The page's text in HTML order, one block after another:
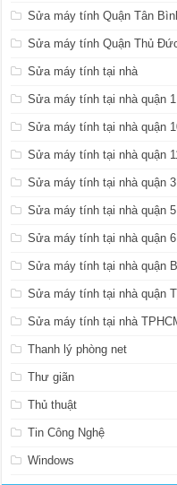
Sửa máy tính Quận Tân
Sửa máy tính Quận Thủ
Sửa máy tính tại nhà
Sửa máy tính tại nhà quận 1
Sửa máy tính tại nhà quận
Sửa máy tính tại nhà quận
Sửa máy tính tại nhà quận 3
Sửa máy tính tại nhà quận 5
Sửa máy tính tại nhà quận 6
Sửa máy tính tại nhà quận
Sửa máy tính tại nhà quận
Sửa máy tính tại nhà
Thanh lý phòng net
Thư giãn
Thủ thuật
Tin Công Nghệ
Windows